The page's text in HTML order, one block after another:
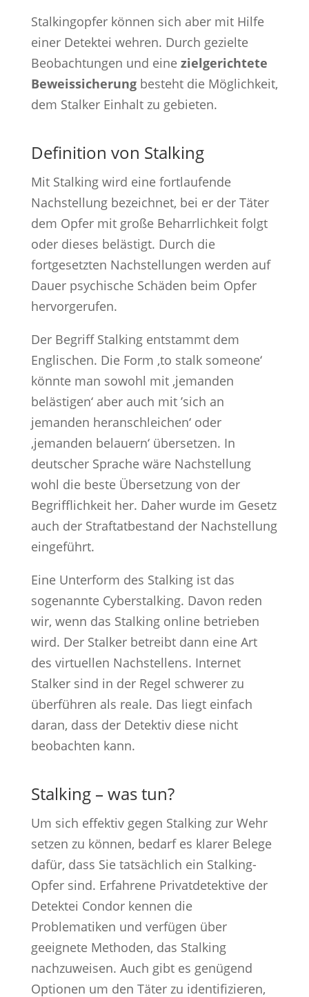
Stalkingopfer können sich aber mit Hilfe
einer Detektei wehren. Durch gezielte
Beobachtungen und eine zielgerichtete
Beweissicherung besteht die Möglichkeit,
dem Stalker Einhalt zu gebieten.
Definition von Stalking
Mit Stalking wird eine fortlaufende
Nachstellung bezeichnet, bei er der Täter
dem Opfer mit große Beharrlichkeit folgt
oder dieses belästigt. Durch die
fortgesetzten Nachstellungen werden auf
Dauer psychische Schäden beim Opfer
hervorgerufen.
Der Begriff Stalking entstammt dem
Englischen. Die Form ‚to stalk someone‘
könnte man sowohl mit ‚jemanden
belästigen‘ aber auch mit ’sich an
jemanden heranschleichen‘ oder
‚jemanden belauern‘ übersetzen. In
deutscher Sprache wäre Nachstellung
wohl die beste Übersetzung von der
Begrifflichkeit her. Daher wurde im Gesetz
auch der Straftatbestand der Nachstellung
eingeführt.
Eine Unterform des Stalking ist das
sogenannte Cyberstalking. Davon reden
wir, wenn das Stalking online betrieben
wird. Der Stalker betreibt dann eine Art
des virtuellen Nachstellens. Internet
Stalker sind in der Regel schwerer zu
überführen als reale. Das liegt einfach
daran, dass der Detektiv diese nicht
beobachten kann.
Stalking – was tun?
Um sich effektiv gegen Stalking zur Wehr
setzen zu können, bedarf es klarer Belege
dafür, dass Sie tatsächlich ein Stalking-
Opfer sind. Erfahrene Privatdetektive der
Detektei Condor kennen die
Problematiken und verfügen über
geeignete Methoden, das Stalking
nachzuweisen. Auch gibt es genügend
Optionen um den Täter zu identifizieren,